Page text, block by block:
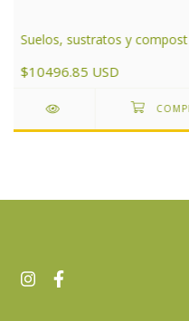
Suelos, sustratos y compost
$10496.85 USD